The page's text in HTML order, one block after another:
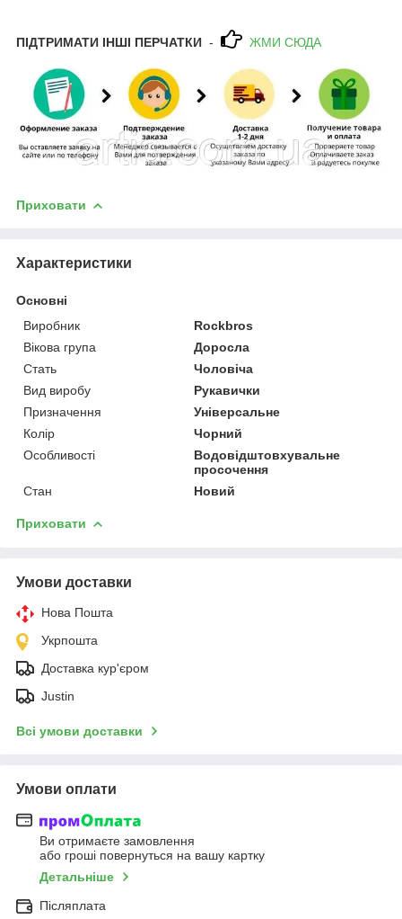
ПІДТРИМАТИ ІНШІ ПЕРЧАТКИ - ЖМИ СЮДА
Приховати
Характеристики
Основні
Виробник
Rockbros
Вікова група
Доросла
Стать
Чоловіча
Вид виробу
Рукавички
Призначення
Універсальне
Колір
Чорний
Особливості
Водовідштовхувальне
просочення
Стан
Новий
Приховати
Умови доставки
Нова Пошта
Укрпошта
Доставка кур'єром
Justin
Всі умови доставки
Умови оплати
Ви отримаєте замовлення
або гроші повернуться на вашу картку
Детальніше
Післяплата